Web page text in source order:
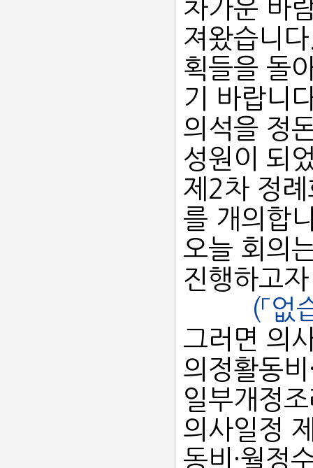
차가운 바
져왔습니
획들을 돌
기 바랍니
의석을 정
성원이 되
제2차 정
를 개의합
오늘 회의
진행하고
(「
그러면 의
의정활동
일부개정
의사일정
동비·월정